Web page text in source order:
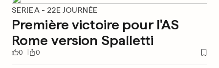
SERIE A - 22E JOURNÉE
Première victoire pour l'AS
Rome version Spalletti
0 0